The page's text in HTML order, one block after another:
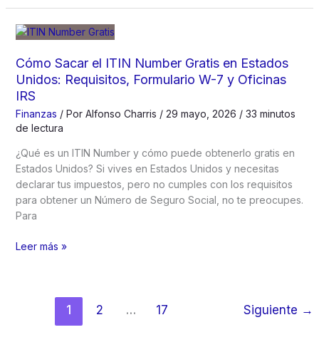
a
Seguro
Médico
en
USA:
Quién
Califica,
Requisitos,
Solicitud
Online
Paso
a
paso
Cómo Sacar el ITIN Number Gratis en Estados
Unidos: Requisitos, Formulario W-7 y Oficinas
IRS
Finanzas / Por Alfonso Charris / 29 mayo, 2026 / 33 minutos
de lectura
¿Qué es un ITIN Number y cómo puede obtenerlo gratis en
Estados Unidos? Si vives en Estados Unidos y necesitas
declarar tus impuestos, pero no cumples con los requisitos
para obtener un Número de Seguro Social, no te preocupes.
Para
Cómo
Leer más »
1 2 … 17 Siguiente →